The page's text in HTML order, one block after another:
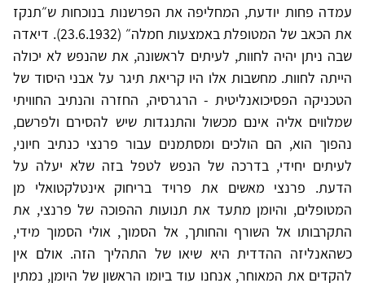
עמדה פחות יודעת, המחליפה את הפרשנות בנוכחות ש״תנקז
את הכאב של המטופלת באמצעות חמלה״ (23.6.1932). דיאדה
שבה ניתן יהיה לחוות, לעיתים לראשונה, את שהנפש לא יכולה
הייתה לחוות. מחשבות אלו היו קריאת תיגר על אבני היסוד של
הטכניקה הפסיכואנליטית - הרגרסיה, החזרה והנתיב החוויתי
שמלווים אליה אינם מכשול והתנגדות שיש להסירם ולפרשם,
נהפוך הוא, הם הולכים ומסתמנים עבור פרנצי כנתיב חיוני,
לעיתים יחידי, בדרכה של הנפש לטפל בזה שלא יעלה על
הדעת. פרנצי מאשים את פרויד בריחוק אינטלקטואלי מן
המטופלים, והיומן מתעד את תנועות ההפוכה של פרנצי, את
התקרבותו אל השורף והחותך, אל הסמוך, אולי הסמוך מידי,
כשהאנליזה ההדדית היא שיאו של התהליך הזה. אולם אין
להקדים את המאוחר, אנחנו עוד ביומו הראשון של היומן, נמתין